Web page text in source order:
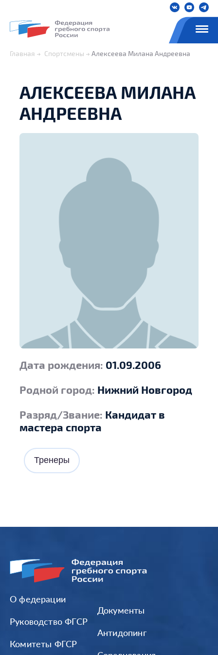
Главная Спортсмены Алексеева Милана Андреевна
АЛЕКСЕЕВА МИЛАНА
АНДРЕЕВНА
Дата рождения: 01.09.2006
Родной город: Нижний Новгород
Разряд/Звание: Кандидат в
мастера спорта
Тренеры
О федерации
Руководство ФГСР
Комитеты ФГСР
Документы
Антидопинг